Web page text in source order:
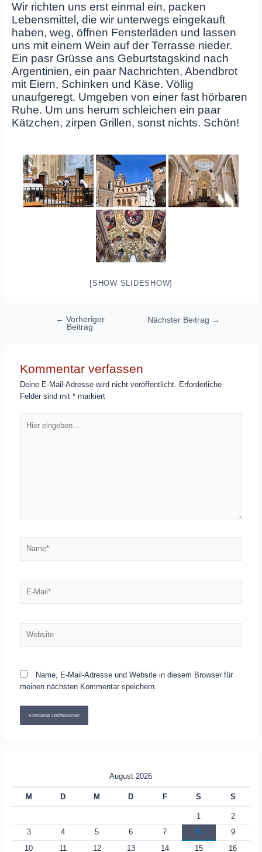
Wir richten uns erst einmal ein, packen
Lebensmittel, die wir unterwegs eingekauft
haben, weg, öffnen Fensterläden und lassen
uns mit einem Wein auf der Terrasse nieder.
Ein pasr Grüsse ans Geburtstagskind nach
Argentinien, ein paar Nachrichten, Abendbrot
mit Eiern, Schinken und Käse. Völlig
unaufgeregt. Umgeben von einer fast hörbaren
Ruhe. Um uns herum schleichen ein paar
Kätzchen, zirpen Grillen, sonst nichts. Schön!
[SHOW SLIDESHOW]
Beitragsnavigation
← Vorheriger
Beitrag
Nächster Beitrag →
Kommentar verfassen
Deine E-Mail-Adresse wird nicht veröffentlicht. Erforderliche
Felder sind mit* markiert
eingeben…
Mail*
Name, E-Mail-Adresse und Website in diesem Browser für
meinen nächsten Kommentar speichern.
August 2026
M D M D F S S
1
2
3
4 5 6 7 8
9
10
11 12 13 14 15 16